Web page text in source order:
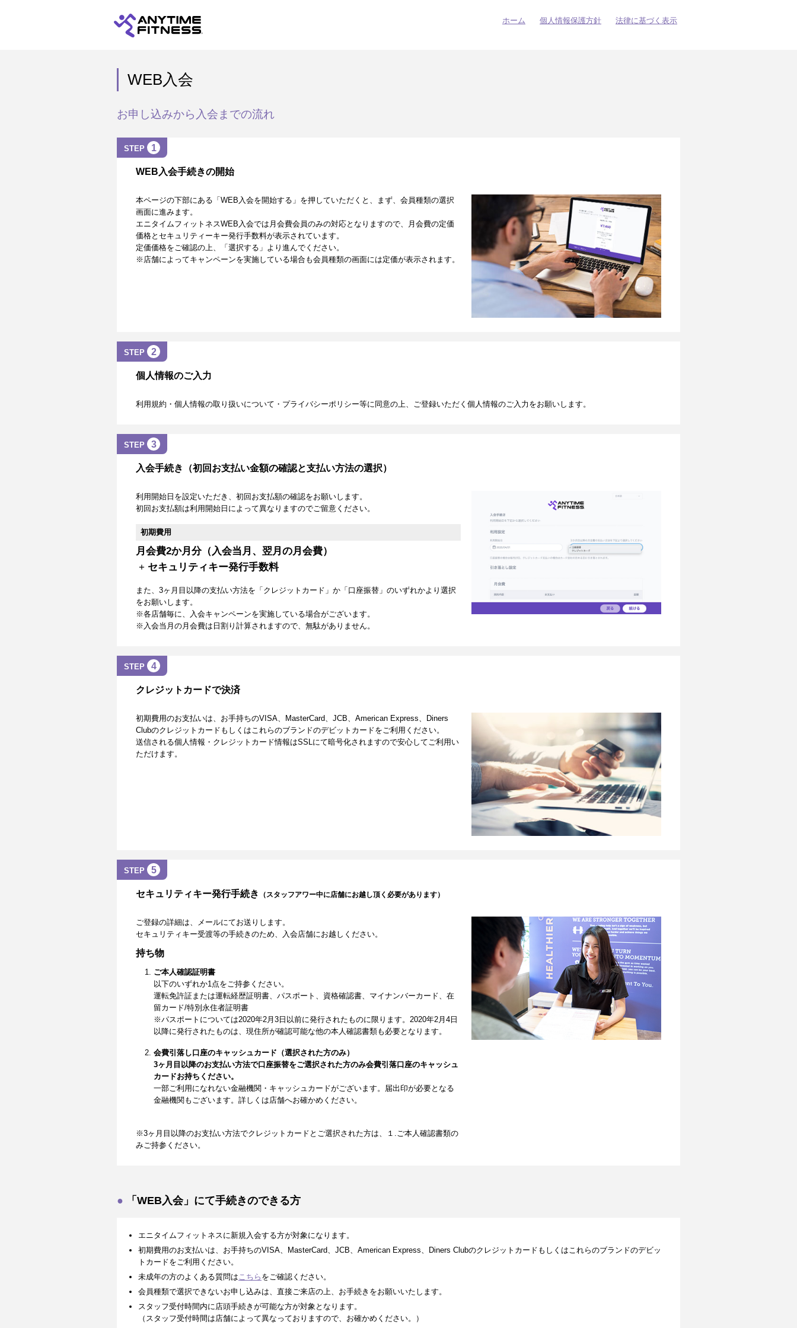
ホーム 個人情報保護方針 法律に基づく表示
WEB入会
お申し込みから入会までの流れ
STEP 1
WEB入会手続きの開始
本ページの下部にある「WEB入会を開始する」を押していただくと、まず、会員種類の選択
画面に進みます。
エニタイムフィットネスWEB入会では月会費会員のみの対応となりますので、月会費の定価
価格とセキュリティーキー発行手数料が表示されています。
定価価格をご確認の上、「選択する」より進んでください。
※店舗によってキャンペーンを実施している場合も会員種類の画面には定価が表示されます。
STEP 2
個人情報のご入力
利用規約・個人情報の取り扱いについて・プライバシーポリシー等に同意の上、ご登録いただく個人情報のご入力をお願いします。
STEP 3
入会手続き（初回お支払い金額の確認と支払い方法の選択）
利用開始日を設定いただき、初回お支払額の確認をお願いします。
初回お支払額は利用開始日によって異なりますのでご留意ください。
初期費用
月会費2か月分（入会当月、翌月の月会費）
+ セキュリティキー発行手数料
また、3ヶ月目以降の支払い方法を「クレジットカード」か「口座振替」のいずれかより選択
をお願いします。
※各店舗毎に、入会キャンペーンを実施している場合がございます。
※入会当月の月会費は日割り計算されますので、無駄がありません。
STEP 4
クレジットカードで決済
初期費用のお支払いは、お手持ちのVISA、MasterCard、JCB、American Express、Diners
Clubのクレジットカードもしくはこれらのブランドのデビットカードをご利用ください。
送信される個人情報・クレジットカード情報はSSLにて暗号化されますので安心してご利用い
ただけます。
STEP 5
セキュリティキー発行手続き （スタッフアワー中に店舗にお越し頂く必要があります）
ご登録の詳細は、メールにてお送りします。
セキュリティキー受渡等の手続きのため、入会店舗にお越しください。
持ち物
ご本人確認証明書
以下のいずれか1点をご持参ください。
運転免許証または運転経歴証明書、パスポート、資格確認書、マイナンバーカード、在
留カード/特別永住者証明書
※パスポートについては2020年2月3日以前に発行されたものに限ります。2020年2月4日
以降に発行されたものは、現住所が確認可能な他の本人確認書類も必要となります。
会費引落し口座のキャッシュカード（選択された方のみ）
3ヶ月目以降のお支払い方法で口座振替をご選択された方のみ会費引落口座のキャッシュ
カードお持ちください。
一部ご利用になれない金融機関・キャッシュカードがございます。届出印が必要となる
金融機関もございます。詳しくは店舗へお確かめください。
※3ヶ月目以降のお支払い方法でクレジットカードとご選択された方は、１.ご本人確認書類の
みご持参ください。
「WEB入会」にて手続きのできる方
エニタイムフィットネスに新規入会する方が対象になります。
初期費用のお支払いは、お手持ちのVISA、MasterCard、JCB、American Express、Diners Clubのクレジットカードもしくはこれらのブランドのデビッ
トカードをご利用ください。
未成年の方のよくある質問は こちら をご確認ください。
会員種類で選択できないお申し込みは、直接ご来店の上、お手続きをお願いいたします。
スタッフ受付時間内に店頭手続きが可能な方が対象となります。
（スタッフ受付時間は店舗によって異なっておりますので、お確かめください。）